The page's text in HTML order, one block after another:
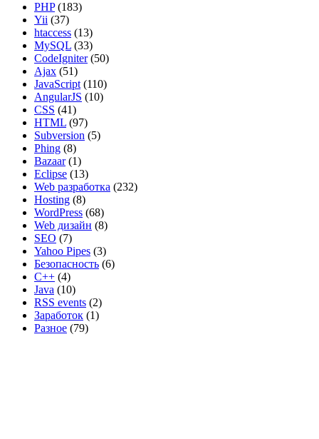
PHP(183)
Yii (37)
htaccess (13)
MySQL (33)
CodeIgniter(50)
Ajax (51)
JavaScript (110)
AngularJS (10)
CSS (41)
HTML (97)
Subversion (5)
Phing (8)
Bazaar(1)
Eclipse (13)
Web разработка (232)
Hosting (8)
WordPress (68)
Web дизайн (8)
SEO (7)
Yahoo Pipes (3)
Безопасность (6)
C++ (4)
Java (10)
RSS events (2)
Заработок (1)
Разное (79)